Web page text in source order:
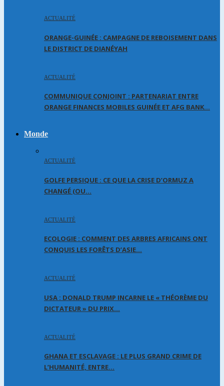
ACTUALITÉ
ORANGE-GUINÉE : CAMPAGNE DE REBOISEMENT DANS
LE DISTRICT DE DIANÉYAH
ACTUALITÉ
COMMUNIQUE CONJOINT : PARTENARIAT ENTRE
ORANGE FINANCES MOBILES GUINÉE ET AFG BANK…
Monde
ACTUALITÉ
GOLFE PERSIQUE : CE QUE LA CRISE D’ORMUZ A
CHANGÉ (OU…
ACTUALITÉ
ECOLOGIE : COMMENT DES ARBRES AFRICAINS ONT
CONQUIS LES FORÊTS D’ASIE…
ACTUALITÉ
USA : DONALD TRUMP INCARNE LE « THÉORÈME DU
DICTATEUR » DU PRIX…
ACTUALITÉ
GHANA ET ESCLAVAGE : LE PLUS GRAND CRIME DE
L’HUMANITÉ, ENTRE…